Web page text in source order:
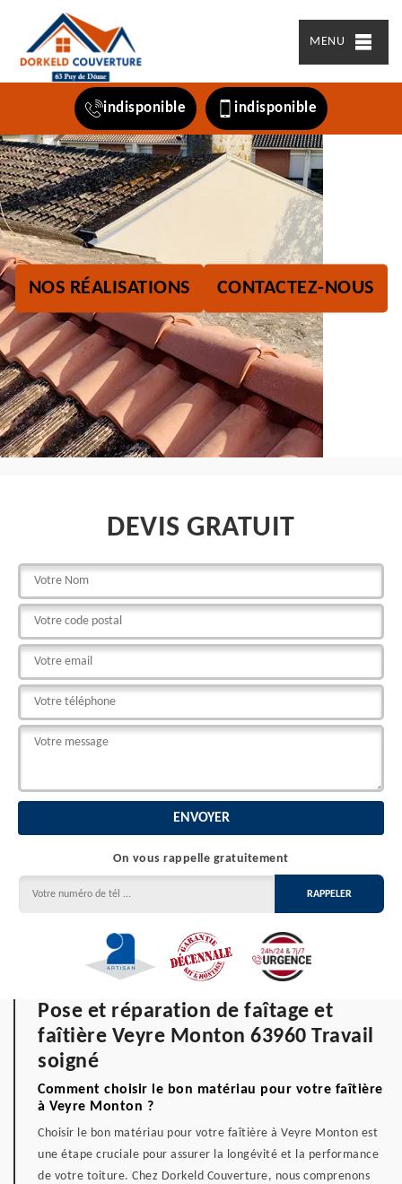
MENU
indisponible indisponible
NOS RÉALISATIONS CONTACTEZ-NOUS
DEVIS GRATUIT
On vous rappelle gratuitement
Pose et réparation de faîtage et
faîtière Veyre Monton 63960 Travail
soigné
Comment choisir le bon matériau pour votre faîtière
à Veyre Monton ?
Choisir le bon matériau pour votre faîtière à Veyre Monton est
une étape cruciale pour assurer la longévité et la performance
de votre toiture. Chez Dorkeld Couverture, nous comprenons